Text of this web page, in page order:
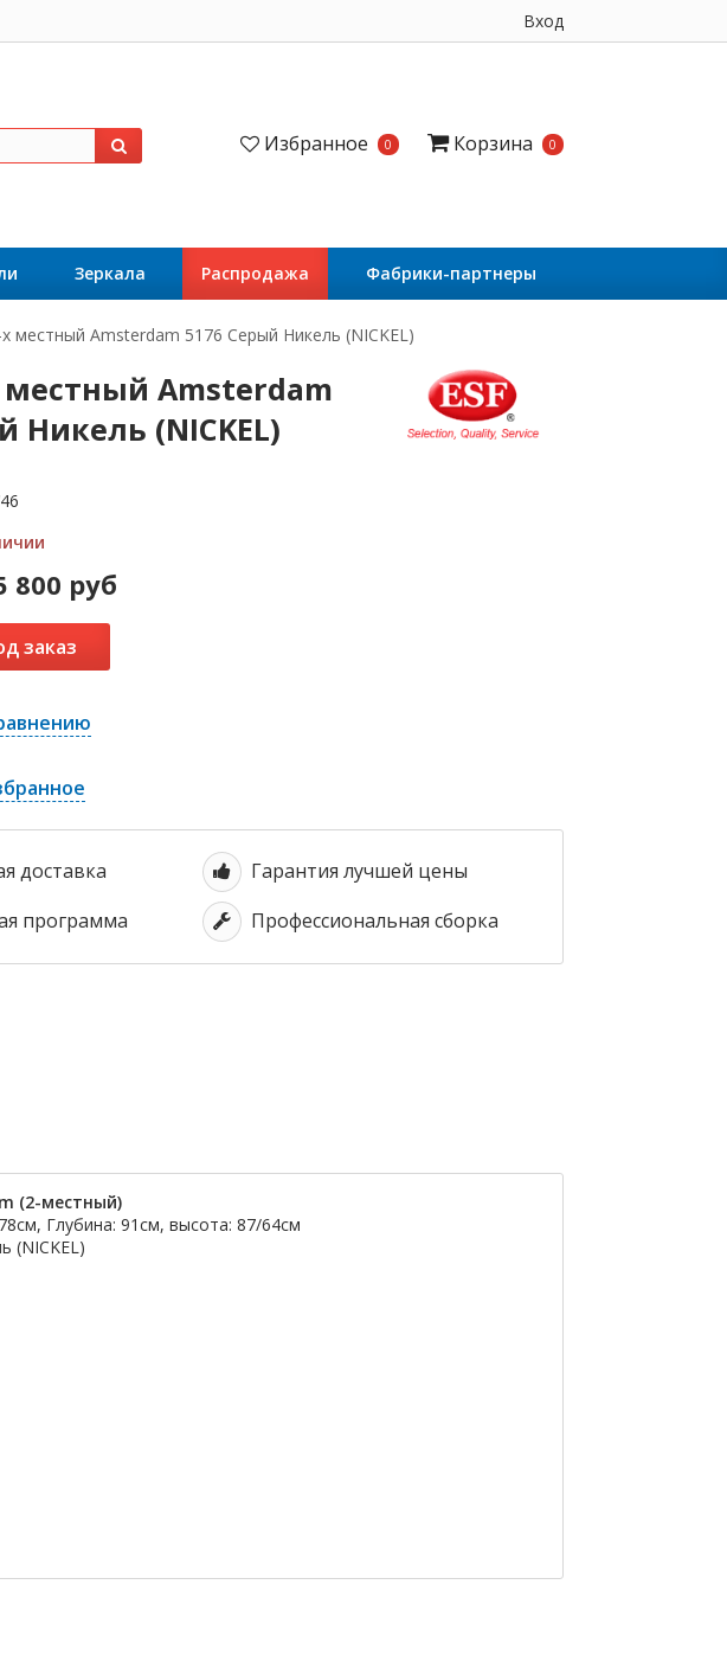
Вход
Избранное 0 Корзина 0
Зеркала Распродажа Фабрики-партнеры
местный Amsterdam 5176 Серый Никель (NICKEL)
Amsterdam
Никель (NICKEL)
800 руб
заказ
доставка
Гарантия лучшей цены
программа
Профессиональная сборка
(2-местный)
Глубина: 91см, высота: 87/64см
(NICKEL)